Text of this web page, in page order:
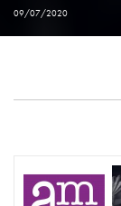
09/07/2020